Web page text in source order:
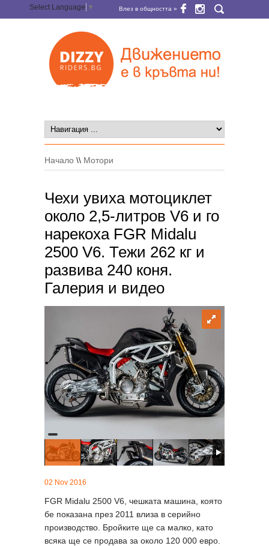
Select Language ▼ Влез в общността »
Начало \\ Мотори
Чехи увиха мотоциклет
около 2,5-литров V6 и го
нарекоха FGR Midalu
2500 V6. Тежи 262 кг и
развива 240 коня.
Галерия и видео
02 Nov 2016
FGR Midalu 2500 V6, чешката машина, която
бе показана през 2011 влиза в серийно
производство. Бройките ще са малко, като
всяка ще се продава за около 120 000 евро.